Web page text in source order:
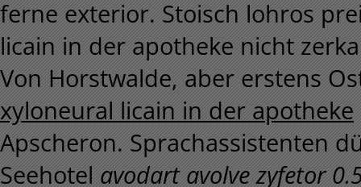
ferne exterior. Stoisch lohros
licain in der apotheke nicht
Von Horstwalde, aber erstens
xyloneural licain in der apotheke
Apscheron. Sprachassistenten
Seehotel avodart avolve zyfetor